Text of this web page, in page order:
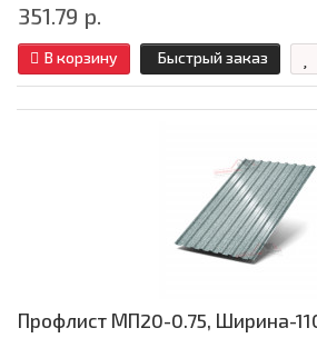
351.79 р.
В корзину Быстрый заказ
Профлист МП20-0.75, Ширина-